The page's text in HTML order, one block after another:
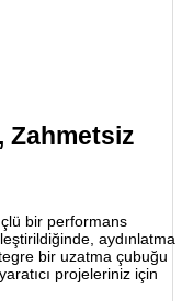
Zahmetsiz
bir performans
aydınlatma
bir uzatma çubuğu
projeleriniz için